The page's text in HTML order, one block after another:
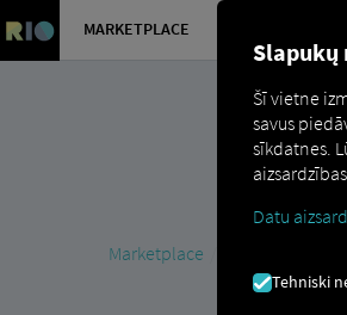
MARKETPLACE
Marketplace
Šī vietne
savus
sīkdatnes.
Datu
Tehniski